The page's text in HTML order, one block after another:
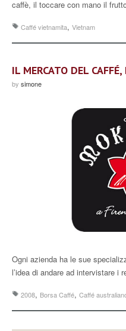
caffè, il toccare con mano il
Caffé vietnamita, Vietnam
IL MERCATO DEL
by simone
Ogni azienda ha le sue
l’idea di andare ad intervistare i
2008, Borsa Caffé, Caffé